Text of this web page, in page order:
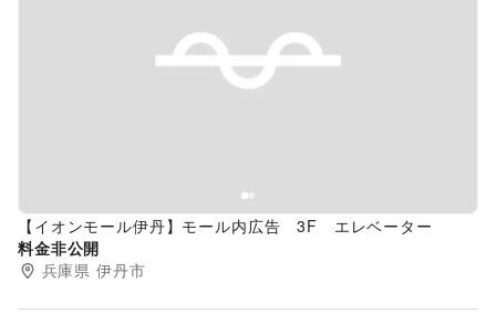
Previous slide
【イオンモール伊丹】モール内広告 3F エレベーター
料金非公開
兵庫県 伊丹市